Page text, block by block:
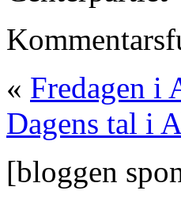
« Fredagen i
Dagens tal i
[bloggen